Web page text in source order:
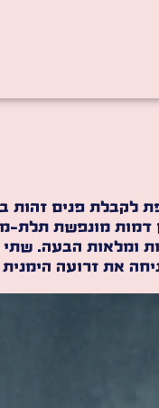
לקבלת פנים
מונפשת תלת-
ומלאות הבעה.
את זרועה